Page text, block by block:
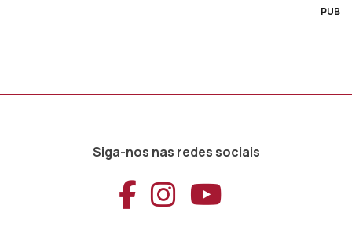
PUB
Siga-nos nas redes sociais
Aceder ao
Aceder ao
Aceder